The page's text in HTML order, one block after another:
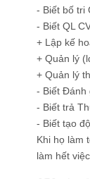
- Biết bố tri
- Biết QL
+ Lập kế
+ Quản lý
+ Quản lý
- Biết Đánh
- Biết trả
- Biết tạo
Khi họ làm
làm hết